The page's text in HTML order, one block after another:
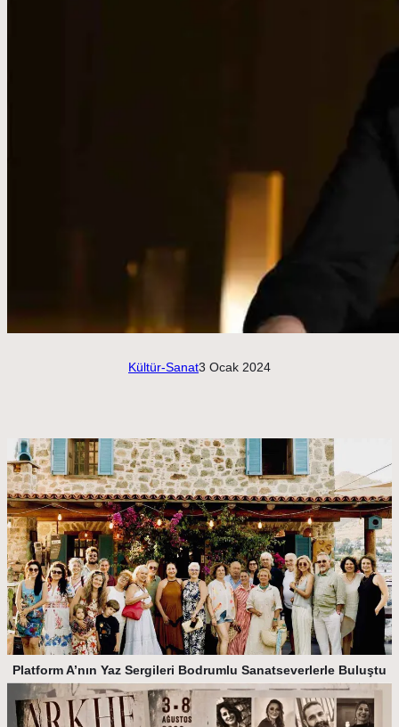
Kültür-Sanat3 Ocak 2024
Platform A’nın Yaz Sergileri Bodrumlu Sanatseverlerle Buluştu